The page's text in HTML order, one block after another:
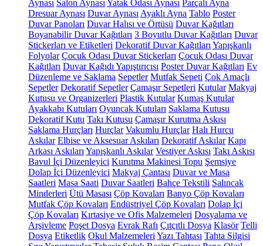
Aynası Salon Aynası Yatak Odası Aynası Parçalı Ayna
Dresuar Aynası Duvar Aynası Ayaklı Ayna Tablo Poster
Duvar Panoları Duvar Halısı ve Örtüsü Duvar Kağıtları
Boyanabilir Duvar Kağıtları 3 Boyutlu Duvar Kağıtları Duvar
Stickerları ve Etiketleri Dekoratif Duvar Kağıtları Yapışkanlı
Folyolar Çocuk Odası Duvar Stickerları Çocuk Odası Duvar
Kağıtları Duvar Kağıdı Yapıştırıcısı Poster Duvar Kağıtları Ev
Düzenleme ve Saklama Sepetler Mutfak Sepeti Çok Amaçlı
Sepetler Dekoratif Sepetler Çamaşır Sepetleri Kutular Makyaj
Kutusu ve Organizerleri Plastik Kutular Kumaş Kutular
Ayakkabı Kutuları Oyuncak Kutuları Saklama Kutusu
Dekoratif Kutu Takı Kutusu Çamaşır Kurutma Askısı
Saklama Hurçları Hurçlar Vakumlu Hurçlar Halı Hurcu
Askılar Elbise ve Aksesuar Askıları Dekoratif Askılar Kapı
Arkası Askıları Yapışkanlı Askılar Vestiyer Askısı Takı Askısı
Bavul İçi Düzenleyici Kurutma Makinesi Topu Şemsiye
Dolap İçi Düzenleyici Makyaj Çantası Duvar ve Masa
Saatleri Masa Saati Duvar Saatleri Bahçe Tekstili Salıncak
Minderleri Ütü Masası Çöp Kovaları Banyo Çöp Kovaları
Mutfak Çöp Kovaları Endüstriyel Çöp Kovaları Dolap İçi
Çöp Kovaları Kırtasiye ve Ofis Malzemeleri Dosyalama ve
Arşivleme Poşet Dosya Evrak Rafı Çıtçıtlı Dosya Klasör Telli
Dosya Etiketlik Okul Malzemeleri Yazı Tahtası Tahta Silgisi